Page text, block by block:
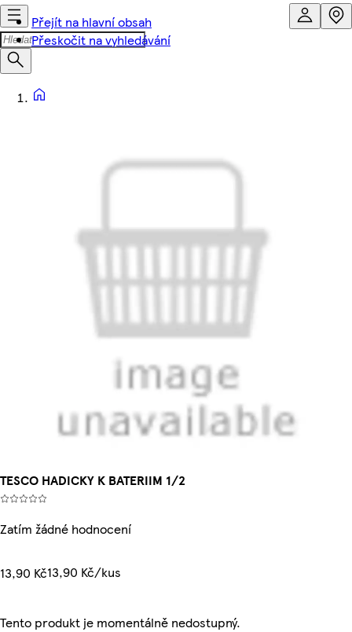
Přejít na hlavní obsah
Přeskočit na vyhledávání
TESCO HADICKY K BATERIIM 1/2
Zatím žádné hodnocení
13,90 Kč13,90 Kč/kus
Tento produkt je momentálně nedostupný.